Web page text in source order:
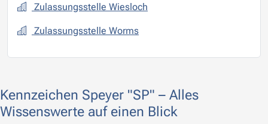
Zulassungsstelle Wiesloch
Zulassungsstelle Worms
Kennzeichen Speyer "SP" – Alles
Wissenswerte auf einen Blick